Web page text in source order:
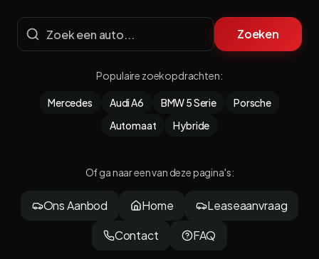
Zoeken
Populaire zoekopdrachten:
Mercedes Audi A6 BMW 5 Serie
Porsche
Automaat
Hybride
Of ga naar een van deze pagina's:
Ons Aanbod Home
Leaseaanvraag
Contact
FAQ